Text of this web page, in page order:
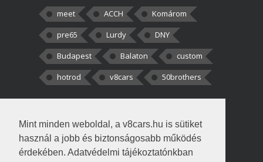
Mint minden weboldal, a v8cars.hu is sütiket
használ a jobb és biztonságosabb működés
érdekében. Adatvédelmi tájékoztatónkban
meet ACCH
Komárom
pre65
Lurdy
DNY
Budapest
Balaton
custom
hotrod
v8cars 50brothers
kortisz:Elszúrtam! Én csak két
darabbaal számoltam. Nem tudtam, hogy fél autót,